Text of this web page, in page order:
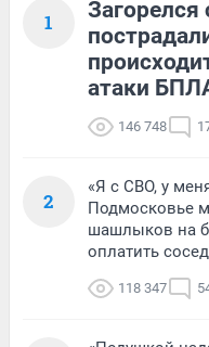
1
Загорелся
атаки
146 748
2
«Я с СВО, у
Подмосковье
шашлыков на
оплатить
118 347